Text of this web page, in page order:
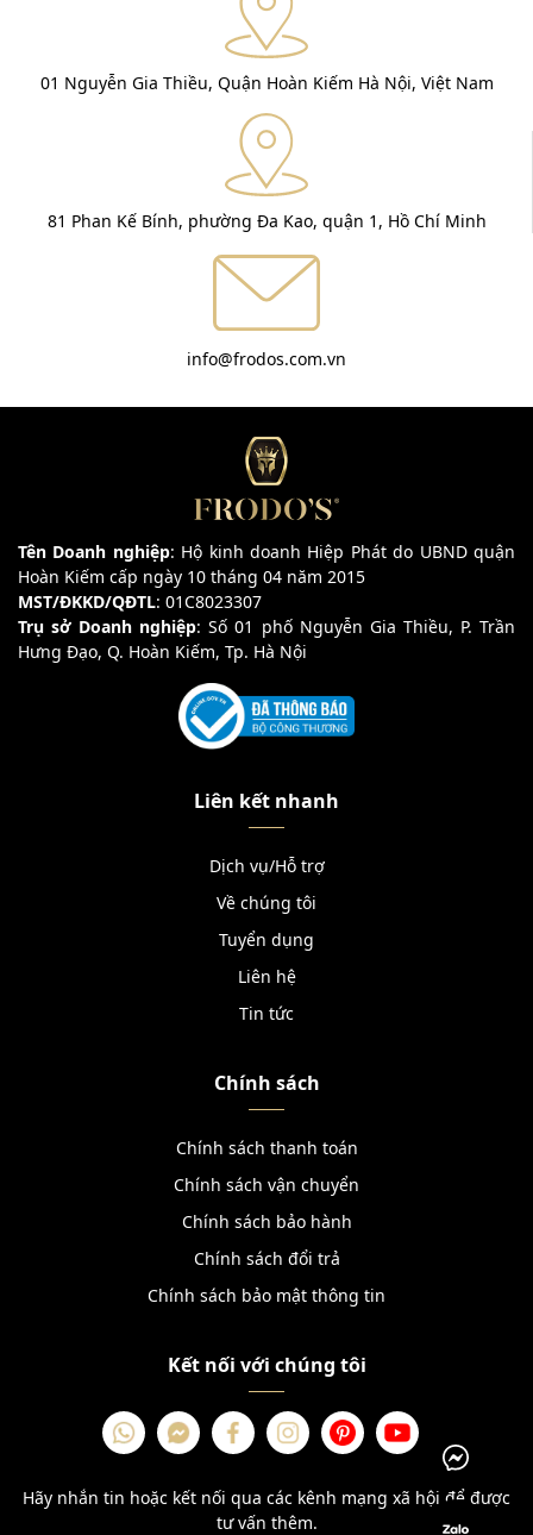
01 Nguyễn Gia Thiều, Quận Hoàn Kiếm Hà Nội, Việt Nam
81 Phan Kế Bính, phường Đa Kao, quận 1, Hồ Chí Minh
info@frodos.com.vn
Tên Doanh nghiệp: Hộ kinh doanh Hiệp Phát do UBND quận
Hoàn Kiếm cấp ngày 10 tháng 04 năm 2015
MST/ĐKKD/QĐTL: 01C8023307
Trụ sở Doanh nghiệp: Số 01 phố Nguyễn Gia Thiều, P. Trần
Hưng Đạo, Q. Hoàn Kiếm, Tp. Hà Nội
Liên kết nhanh
Dịch vụ/Hỗ trợ
Về chúng tôi
Tuyển dụng
Liên hệ
Tin tức
Chính sách
Chính sách thanh toán
Chính sách vận chuyển
Chính sách bảo hành
Chính sách đổi trả
Chính sách bảo mật thông tin
Kết nối với chúng tôi
Hãy nhắn tin hoặc kết nối qua các kênh mạng xã hội để được
tư vấn thêm.